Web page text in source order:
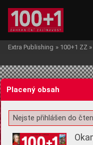
Žádost o souhlas s
Extra Publishing » 100+1 ZZ »
Placený obsah
Nejste přihlášen do